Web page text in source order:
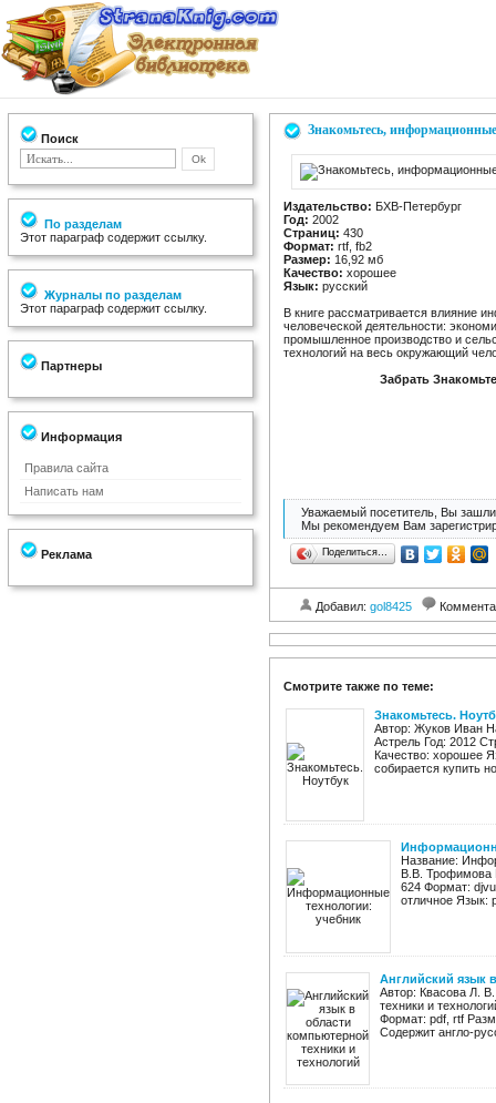
Поиск
По разделам
Этот параграф содержит ссылку.
Журналы по разделам
Этот параграф содержит ссылку.
Партнеры
Информация
Правила сайта
Написать нам
Реклама
Знакомьтесь,
Издательство: БХВ-Петербург
Год: 2002
Страниц: 430
Формат: rtf, fb2
Размер: 16,92 мб
Качество: хорошее
Язык: русский
В книге рассматривается влияние
человеческой деятельности:
промышленное производство и
технологий на весь окружающий
Забрать
Уважаемый посетитель, Вы зашли
Мы рекомендуем Вам
Поделиться…
Добавил: gol8425
Смотрите также по теме:
Знакомьтесь.
Автор: Жуков Иван
Астрель Год: 2012
Качество: хорошее
собирается купить
Название:
В.В. Трофимова
624 Формат:
отличное Язык:
Английский язык
Автор: Квасова Л.
техники и
Формат: pdf, rtf
Содержит англо-